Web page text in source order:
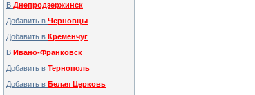
В Днепродзержинск
Добавить в Черновцы
Добавить в Кременчуг
В Ивано-Франковск
Добавить в Тернополь
Добавить в Белая Церковь